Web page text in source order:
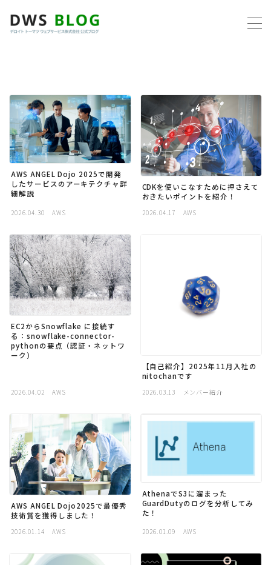
AWS
プログラミング
ビジネス
リモートワーク
社内制度
採用
公式ページ
AWS ANGEL Dojo 2025で開発
したサービスのアーキテクチャ詳
細解説
2026.04.30 AWS
CDKを使いこなすために押さえて
おきたいポイントを紹介！
2026.04.17 AWS
EC2からSnowflake に接続す
る：snowflake-connector-
pythonの要点（認証・ネットワ
ーク）
2026.04.02 AWS
【自己紹介】2025年11月入社の
nitochanです
2026.03.13 メンバー紹介
AWS ANGEL Dojo2025で最優秀
技術賞を獲得しました！
2026.01.14 AWS
AthenaでS3に溜まった
GuardDutyのログを分析してみ
た！
2026.01.09 AWS